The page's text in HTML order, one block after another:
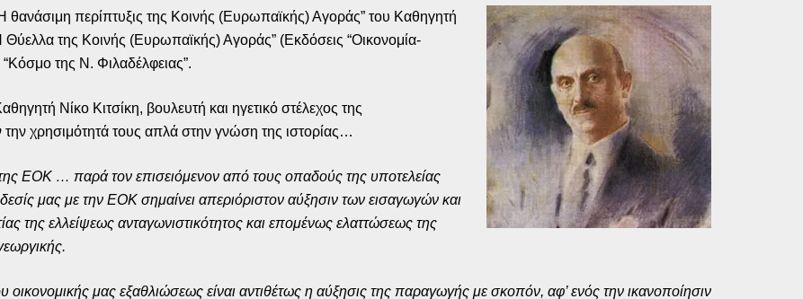
περίπτυξις της Κοινής (Ευρωπαϊκής) Αγοράς” του Καθηγητή
Θύελλα της Κοινής (Ευρωπαϊκής) Αγοράς” (Εκδόσεις “Οικονομία-
της Ν. Φιλαδέλφειας”.
Νίκο Κιτσίκη, βουλευτή και ηγετικό στέλεχος της
χρησιμότητά τους απλά στην γνώση της ιστορίας…
ΕΟΚ … παρά τον επισειόμενον από τους οπαδούς της υποτελείας
μας με την ΕΟΚ σημαίνει απεριόριστον αύξησιν των εισαγωγών και
της ελλείψεως ανταγωνιστικότητος και επομένως ελαττώσεως της
οικονομικής μας εξαθλιώσεως είναι αντιθέτως η αύξησις της παραγωγής με σκοπόν, αφ’ ενός την ικανοποίησιν